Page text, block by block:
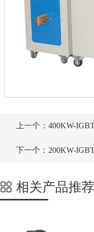
上一个：400KW-
下一个：200KW-
相关产品推荐